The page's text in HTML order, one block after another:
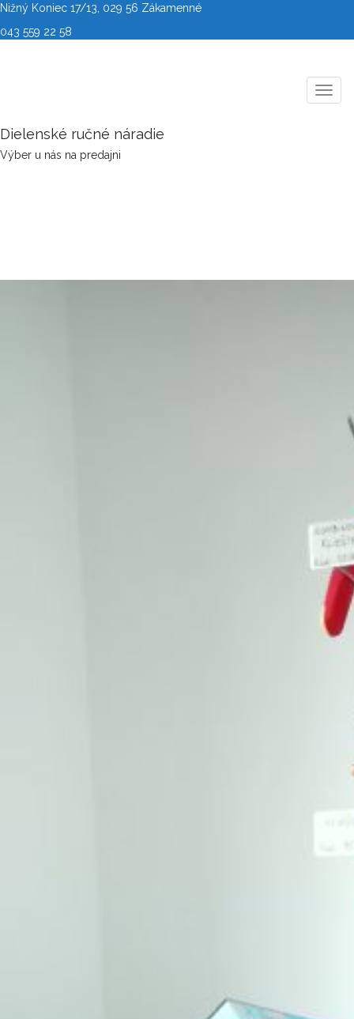
Nižný Koniec 17/13, 029 56 Zákamenné
043 559 22 58
Dielenské ručné náradie
Výber u nás na predajni